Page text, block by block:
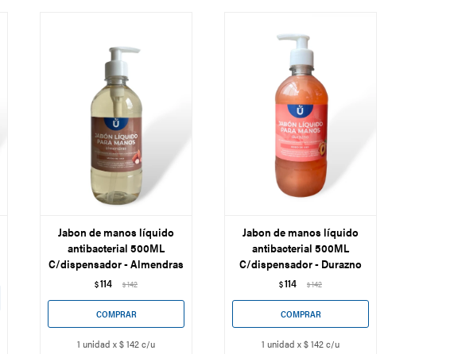
Jabon de manos líquido
antibacterial 500ML
C/dispensador - Almendras
$114 $142
1 unidad x $ 142 c/u
Jabon de manos líquido
antibacterial 500ML
C/dispensador - Durazno
$114 $142
1 unidad x $ 142 c/u